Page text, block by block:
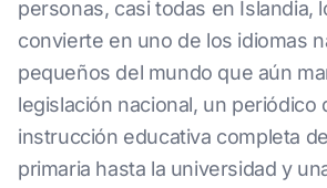
personas, casi todas en Islandia,
convierte en uno de los idiomas
pequeños del mundo que aún
legislación nacional, un periódico
instrucción educativa completa
primaria hasta la universidad y